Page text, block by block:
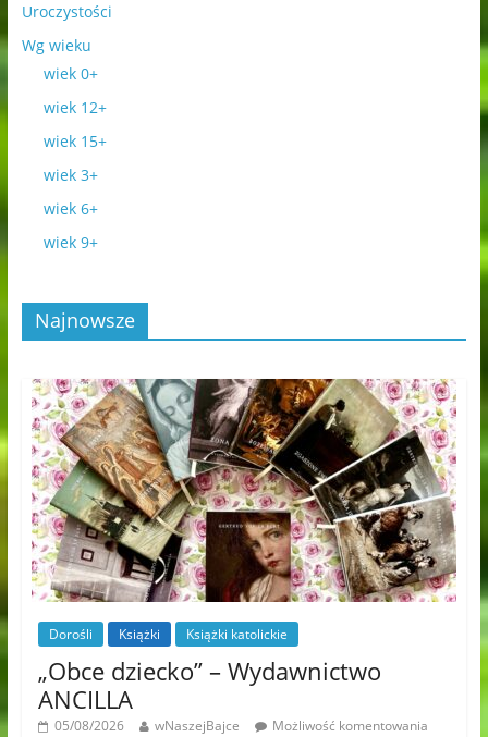
Uroczystości
Wg wieku
wiek 0+
wiek 12+
wiek 15+
wiek 3+
wiek 6+
wiek 9+
Najnowsze
Dorośli Książki Książki katolickie
„Obce dziecko” – Wydawnictwo
ANCILLA
05/08/2026 wNaszejBajce
Możliwość komentowania